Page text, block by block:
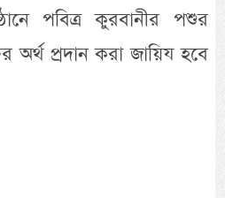
পবিত্র কুরবানীর পশুর
অর্থ প্রদান করা জায়িয হবে